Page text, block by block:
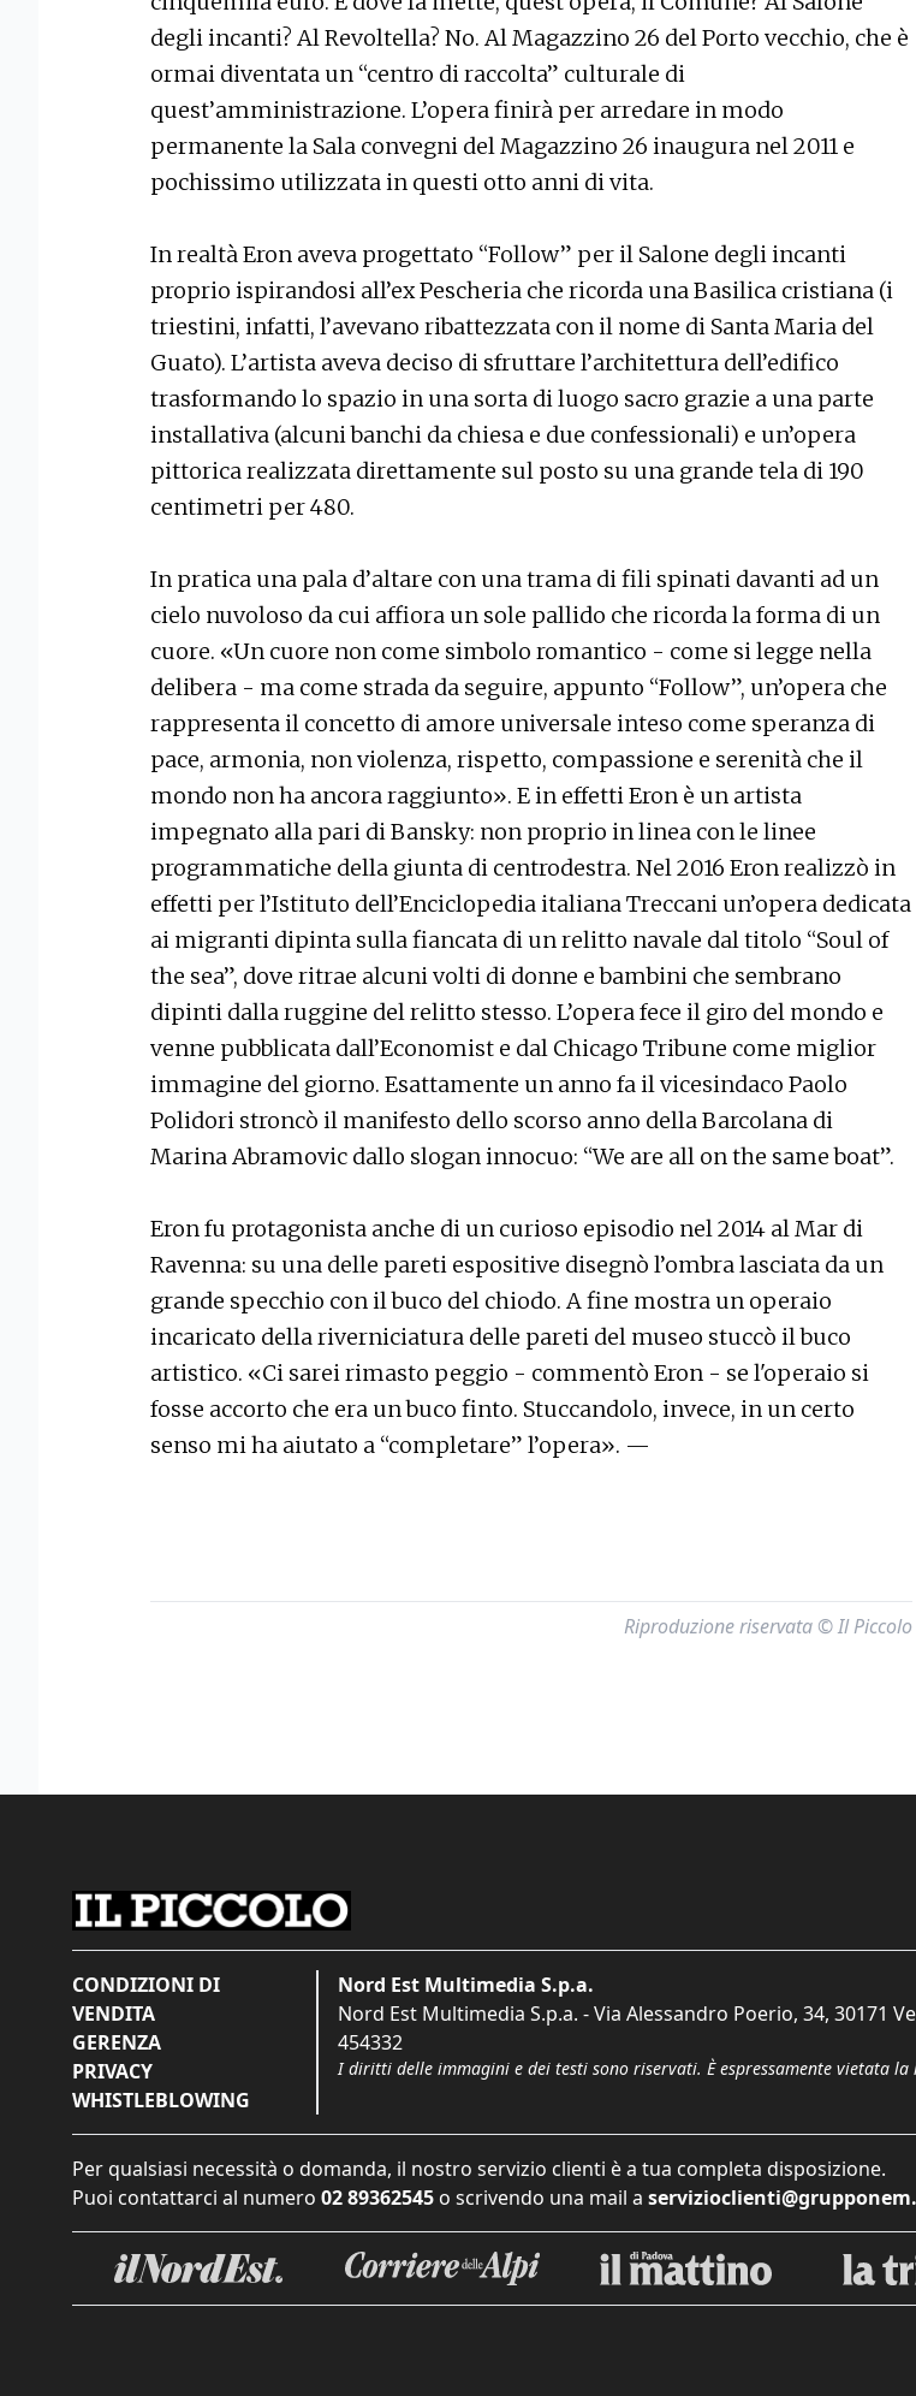
degli incanti? Al Revoltella? No. Al Magazzino 26 del Porto vecchio, che è
ormai diventata un “centro di raccolta” culturale di
quest’amministrazione. L’opera finirà per arredare in modo
permanente la Sala convegni del Magazzino 26 inaugura nel 2011 e
pochissimo utilizzata in questi otto anni di vita.
In realtà Eron aveva progettato “Follow” per il Salone degli incanti
proprio ispirandosi all’ex Pescheria che ricorda una Basilica cristiana (i
triestini, infatti, l’avevano ribattezzata con il nome di Santa Maria del
Guato). L’artista aveva deciso di sfruttare l’architettura dell’edifico
trasformando lo spazio in una sorta di luogo sacro grazie a una parte
installativa (alcuni banchi da chiesa e due confessionali) e un’opera
pittorica realizzata direttamente sul posto su una grande tela di 190
centimetri per 480.
In pratica una pala d’altare con una trama di fili spinati davanti ad un
cielo nuvoloso da cui affiora un sole pallido che ricorda la forma di un
cuore. «Un cuore non come simbolo romantico - come si legge nella
delibera - ma come strada da seguire, appunto “Follow”, un’opera che
rappresenta il concetto di amore universale inteso come speranza di
pace, armonia, non violenza, rispetto, compassione e serenità che il
mondo non ha ancora raggiunto». E in effetti Eron è un artista
impegnato alla pari di Bansky: non proprio in linea con le linee
programmatiche della giunta di centrodestra. Nel 2016 Eron realizzò in
effetti per l’Istituto dell’Enciclopedia italiana Treccani un’opera dedicata
ai migranti dipinta sulla fiancata di un relitto navale dal titolo “Soul of
the sea”, dove ritrae alcuni volti di donne e bambini che sembrano
dipinti dalla ruggine del relitto stesso. L’opera fece il giro del mondo e
venne pubblicata dall’Economist e dal Chicago Tribune come miglior
immagine del giorno. Esattamente un anno fa il vicesindaco Paolo
Polidori stroncò il manifesto dello scorso anno della Barcolana di
Marina Abramovic dallo slogan innocuo: “We are all on the same boat”.
Eron fu protagonista anche di un curioso episodio nel 2014 al Mar di
Ravenna: su una delle pareti espositive disegnò l’ombra lasciata da un
grande specchio con il buco del chiodo. A fine mostra un operaio
incaricato della riverniciatura delle pareti del museo stuccò il buco
artistico. «Ci sarei rimasto peggio - commentò Eron - se l'operaio si
fosse accorto che era un buco finto. Stuccandolo, invece, in un certo
senso mi ha aiutato a “completare” l’opera». —
Riproduzione riservata © Il Piccolo
CONDIZIONI DI
VENDITA
GERENZA
PRIVACY
WHISTLEBLOWING
Nord Est Multimedia S.p.a.
Nord Est Multimedia S.p.a. - Via Alessandro Poerio, 34, 30171
454332
I diritti delle immagini e dei testi sono riservati. È espressamente vietata
Per qualsiasi necessità o domanda, il nostro servizio clienti è a tua completa disposizione.
Puoi contattarci al numero 02 89362545 o scrivendo una mail a